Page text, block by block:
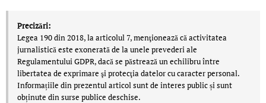
Precizări:
Legea 190 din 2018, la articolul 7, menţionează că activitatea
jurnalistică este exonerată de la unele prevederi ale
Regulamentului GDPR, dacă se păstrează un echilibru între
libertatea de exprimare şi protecţia datelor cu caracter personal.
Informațiile din prezentul articol sunt de interes public și sunt
obținute din surse publice deschise.